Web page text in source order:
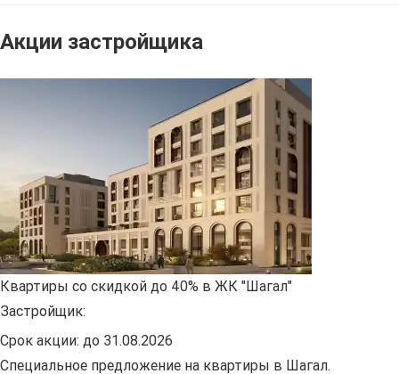
Акции застройщика
Квартиры со скидкой до 40% в ЖК "Шагал"
Застройщик:
Срок акции: до 31.08.2026
Специальное предложение на квартиры в Шагал.